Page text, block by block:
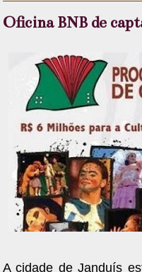
Oficina BNB de
A cidade de Janduís